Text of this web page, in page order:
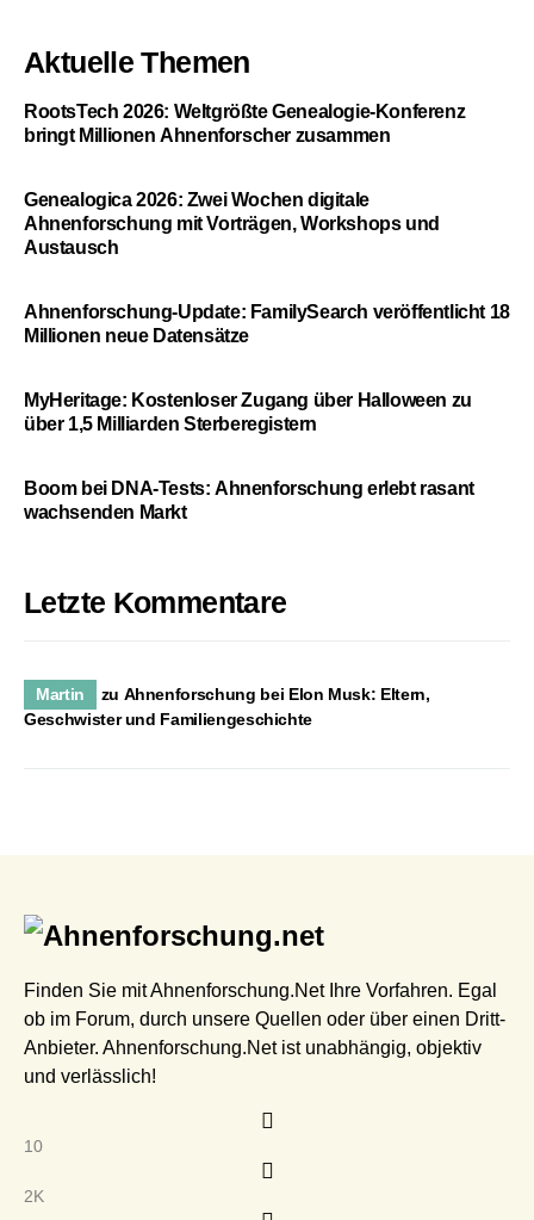
Aktuelle Themen
RootsTech 2026: Weltgrößte Genealogie-Konferenz
bringt Millionen Ahnenforscher zusammen
Genealogica 2026: Zwei Wochen digitale
Ahnenforschung mit Vorträgen, Workshops und
Austausch
Ahnenforschung-Update: FamilySearch veröffentlicht 18
Millionen neue Datensätze
MyHeritage: Kostenloser Zugang über Halloween zu
über 1,5 Milliarden Sterberegistern
Boom bei DNA-Tests: Ahnenforschung erlebt rasant
wachsenden Markt
Letzte Kommentare
Martin zu Ahnenforschung bei Elon Musk: Eltern,
Geschwister und Familiengeschichte
Finden Sie mit Ahnenforschung.Net Ihre Vorfahren. Egal
ob im Forum, durch unsere Quellen oder über einen Dritt-
Anbieter. Ahnenforschung.Net ist unabhängig, objektiv
und verlässlich!
10
2K